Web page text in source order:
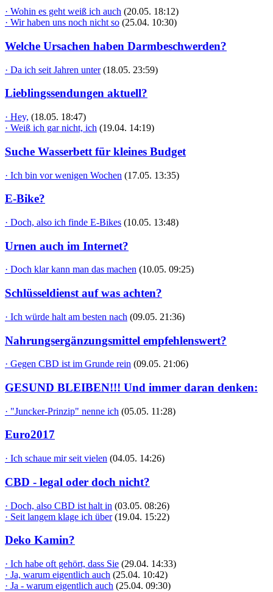
· Wohin es geht weiß ich auch (20.05. 18:12)
· Wir haben uns noch nicht so (25.04. 10:30)
Welche Ursachen haben Darmbeschwerden?
· Da ich seit Jahren unter (18.05. 23:59)
Lieblingssendungen aktuell?
· Hey, (18.05. 18:47)
· Weiß ich gar nicht, ich (19.04. 14:19)
Suche Wasserbett für kleines Budget
· Ich bin vor wenigen Wochen (17.05. 13:35)
E-Bike?
· Doch, also ich finde E-Bikes (10.05. 13:48)
Urnen auch im Internet?
· Doch klar kann man das machen (10.05. 09:25)
Schlüsseldienst auf was achten?
· Ich würde halt am besten nach (09.05. 21:36)
Nahrungsergänzungsmittel empfehlenswert?
· Gegen CBD ist im Grunde rein (09.05. 21:06)
GESUND BLEIBEN!!! Und immer daran denken:
· "Juncker-Prinzip" nenne ich (05.05. 11:28)
Euro2017
· Ich schaue mir seit vielen (04.05. 14:26)
CBD - legal oder doch nicht?
· Doch, also CBD ist halt in (03.05. 08:26)
· Seit langem klage ich über (19.04. 15:22)
Deko Kamin?
· Ich habe oft gehört, dass Sie (29.04. 14:33)
· Ja, warum eigentlich auch (25.04. 10:42)
· Ja - warum eigentlich auch (25.04. 09:30)